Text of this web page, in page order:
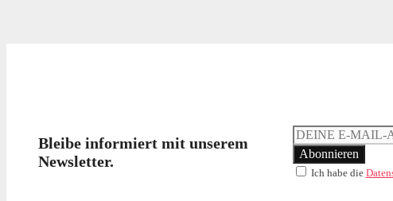
Bleibe informiert mit unserem
Newsletter.
Ich habe die